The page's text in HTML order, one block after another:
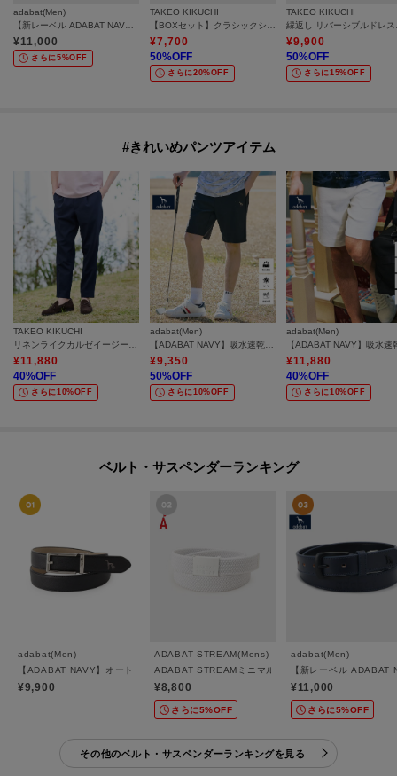
adabat(Men)
【新レーベル ADABAT NAVY】サルーキレザーベルト
¥11,000
さらに5%OFF
TAKEO KIKUCHI
【BOXセット】クラシックシャドーストライプ ネクタイ＆タイバー
¥7,700
50%OFF
さらに20%OFF
TAKEO KIKUCHI
縁
¥9,900
50%OFF
さらに15%OFF
#きれいめパンツアイテム
TAKEO KIKUCHI
¥11,880
40%OFF
さらに10%OFF
adabat(Men)
¥9,350
50%OFF
さらに10%OFF
adabat(Men)
¥11,880
40%OFF
さらに10%OFF
ベルト・サスペンダーランキング
adabat(Men)
【ADABAT NAVY】オートロック式ベルト
¥9,900
ADABAT STREAM(Mens)
ADABAT STREAMミニマルメッシュベルト
¥8,800
さらに5%OFF
adabat(Men)
【新レーベル ADABAT
¥11,000
さらに5%OFF
その他のベルト・サスペンダーランキングを見る